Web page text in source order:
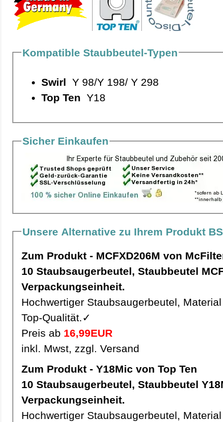
Kompatible Staubbeutel-Typen
Swirl Y 98/Y 198/ Y 298
Top Ten Y18
Sicher Einkaufen
Unsere Alternative zu Ihrem Produkt
Zum Produkt - MCFXD206M von
10 Staubsaugerbeutel, Staubbeutel MCFXD206M pro
Verpackungseinheit.
Hochwertiger Staubsaugerbeutel,
Top-Qualität.✓
Preis ab 16,99EUR
inkl. Mwst, zzgl. Versand
Zum Produkt - Y18Mic von Top Ten
10 Staubsaugerbeutel, Staubbeutel Y18Mic pro
Verpackungseinheit.
Hochwertiger Staubsaugerbeutel,